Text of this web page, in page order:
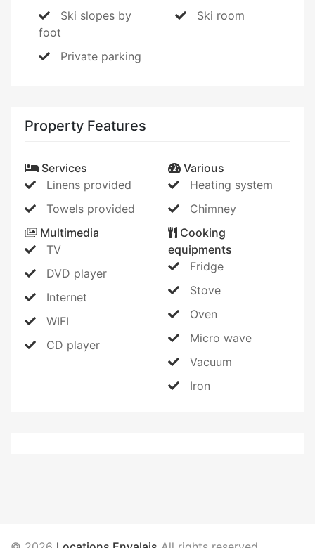
Ski slopes by
foot
Ski room
Private parking
Property Features
Services
Linens provided
Towels provided
Various
Heating system
Chimney
Multimedia
TV
DVD player
Internet
WIFI
CD player
Cooking
equipments
Fridge
Stove
Oven
Micro wave
Vacuum
Iron